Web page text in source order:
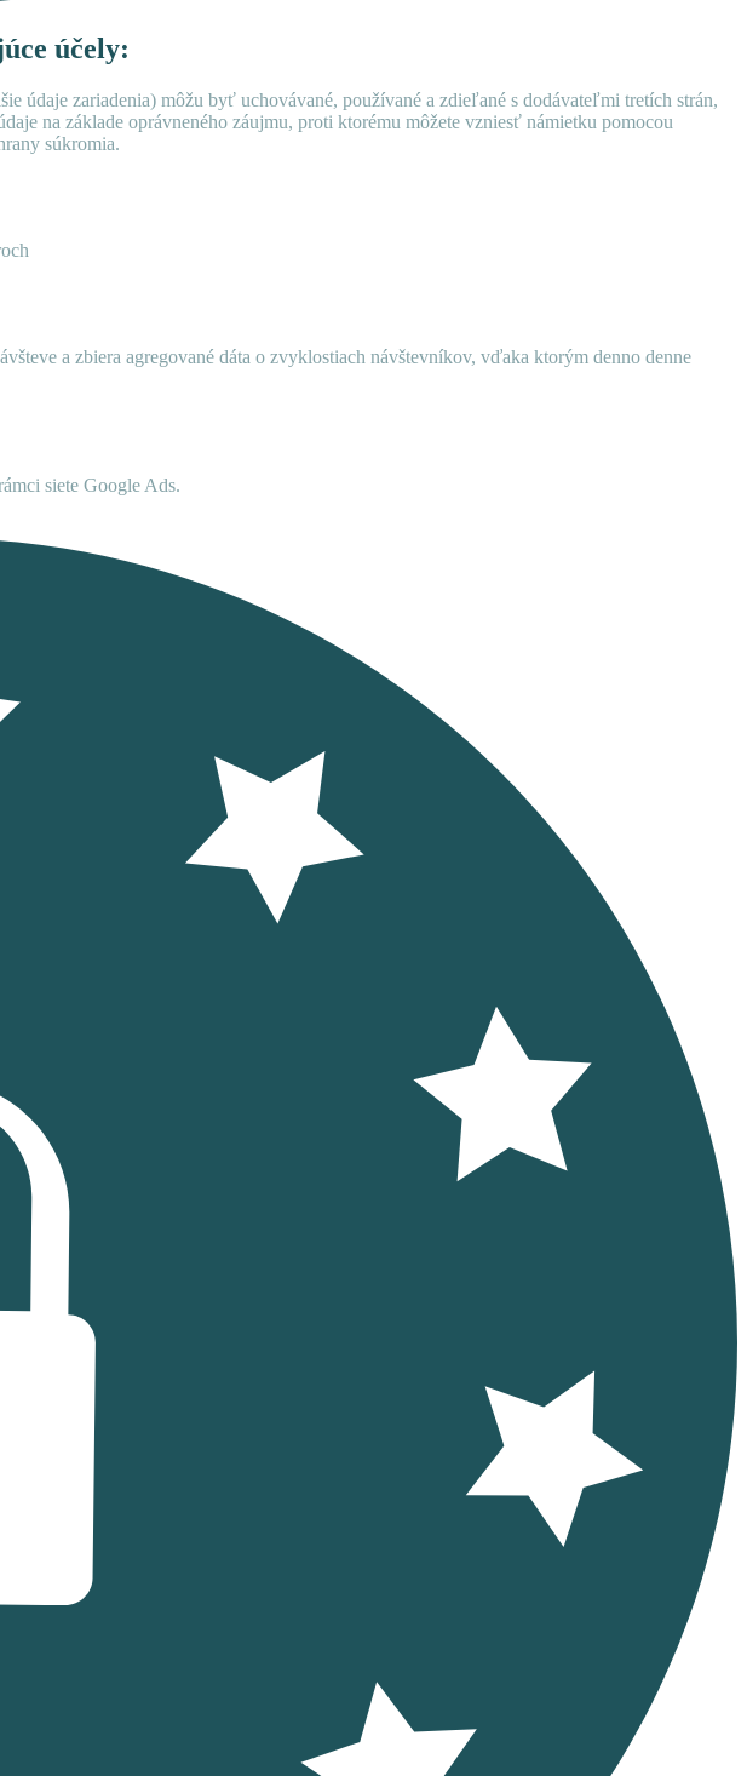
účely:
údaje zariadenia) môžu byť uchovávané, používané a zdieľané s dodávateľmi tretích strán,
na základe oprávneného záujmu, proti ktorému môžete vzniesť námietku pomocou
súkromia.
a zbiera agregované dáta o zvyklostiach návštevníkov, vďaka ktorým denno denne
siete Google Ads.